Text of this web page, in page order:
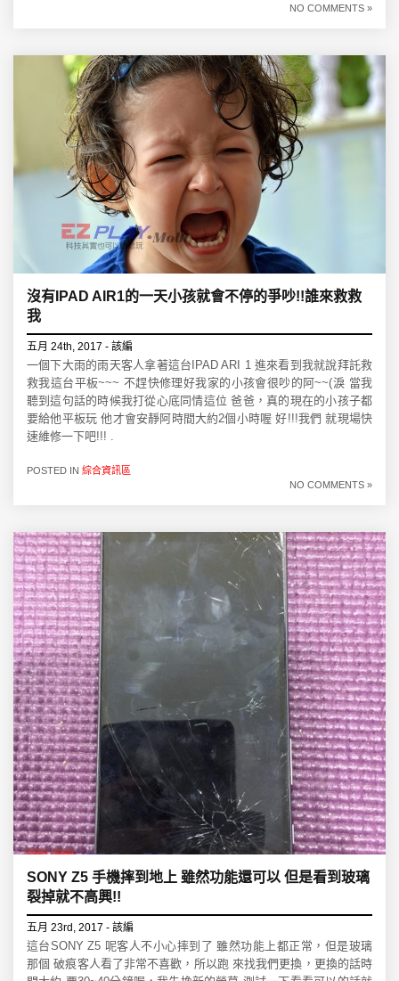
NO COMMENTS »
沒有IPAD AIR1的一天小孩就會不停的爭吵!!誰來救救
我
五月 24th, 2017 - 該編
一個下大雨的雨天客人拿著這台IPAD ARI 1 進來看到我就說拜託救
救我這台平板~~~ 不趕快修理好我家的小孩會很吵的阿~~(淚 當我
聽到這句話的時候我打從心底同情這位 爸爸，真的現在的小孩子都
要給他平板玩 他才會安靜阿時間大約2個小時喔 好!!!我們 就現場快
速維修一下吧!!! .
POSTED IN 綜合資訊區
NO COMMENTS »
SONY Z5 手機摔到地上 雖然功能還可以 但是看到玻璃
裂掉就不高興!!
五月 23rd, 2017 - 該編
這台SONY Z5 呢客人不小心摔到了 雖然功能上都正常，但是玻璃
那個 破痕客人看了非常不喜歡，所以跑 來找我們更換，更換的話時